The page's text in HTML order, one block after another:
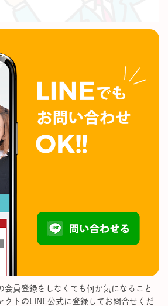
会員登録をしなくても何か気になること
クトのLINE公式に登録してお問合せくだ